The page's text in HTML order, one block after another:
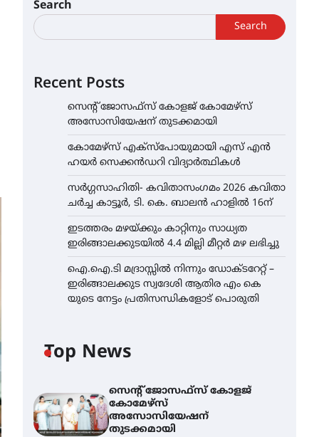
Search
Search
Recent Posts
സെന്റ് ജോസഫ്സ് കോളജ് കോമേഴ്‌സ്
അസോസിയേഷന് തുടക്കമായി
കോമേഴ്സ് എക്സ്പോയുമായി എസ് എൻ
ഹയർ സെക്കൻഡറി വിദ്യാർത്ഥികൾ
സർഗ്ഗസാഹിതി- കവിതാസംഗമം 2026 കവിതാ
ചർച്ച കാട്ടൂർ, ടി. കെ. ബാലൻ ഹാളിൽ 16ന്
ഇടത്തരം മഴയ്ക്കും കാറ്റിനും സാധ്യത
ഇരിങ്ങാലക്കുടയിൽ 4.4 മില്ലി മീറ്റർ മഴ ലഭിച്ചു
ഐ.ഐ.ടി മദ്രാസ്സിൽ നിന്നും ഡോക്ടറേറ്റ് –
ഇരിങ്ങാലക്കുട സ്വദേശി ആതിര എം കെ
യുടെ നേട്ടം പ്രതിസന്ധികളോട് പൊരുതി
Top News
സെന്റ് ജോസഫ്സ് കോളജ്
കോമേഴ്‌സ്
അസോസിയേഷന്
തുടക്കമായി